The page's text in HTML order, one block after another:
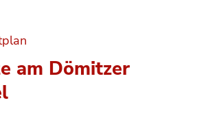
am Dömitzer